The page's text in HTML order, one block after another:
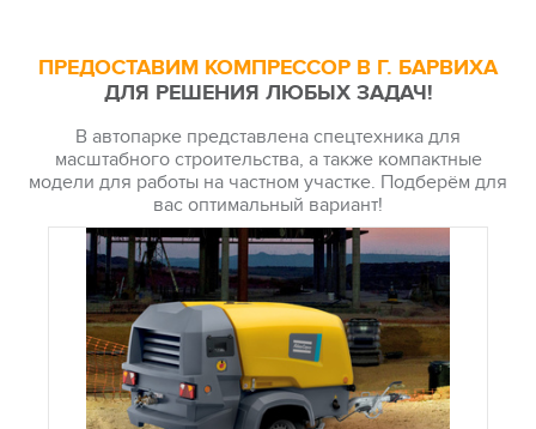
ПРЕДОСТАВИМ КОМПРЕССОР В Г. БАРВИХА
ДЛЯ РЕШЕНИЯ ЛЮБЫХ ЗАДАЧ!
В автопарке представлена спецтехника для
масштабного строительства, а также компактные
модели для работы на частном участке. Подберём для
вас оптимальный вариант!